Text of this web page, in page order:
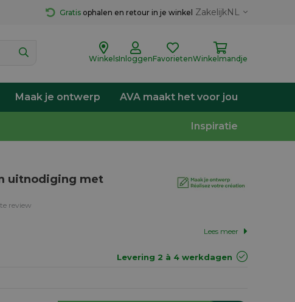
Gratis ophalen en retour in je winkel ZakelijkNL
WinkelsInloggenFavorietenWinkelmandje
Maak je ontwerp AVA maakt het voor jou
Inspiratie
uitnodiging met
review
Lees meer
Levering 2 à 4 werkdagen